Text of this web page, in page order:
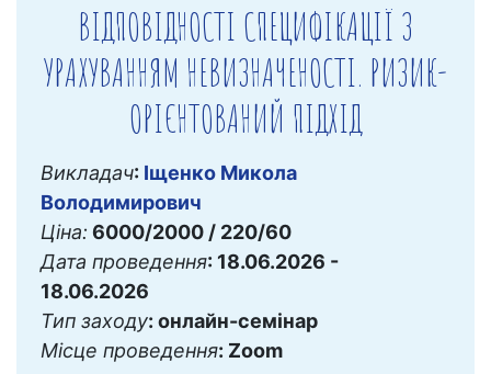
ВІДПОВІДНОСТІ СПЕЦИФІКАЦІЇ З
УРАХУВАННЯМ НЕВИЗНАЧЕНОСТІ. РИЗИК-
ОРІЄНТОВАНИЙ ПІДХІД
Викладач: Іщенко Микола
Володимирович
Ціна: 6000/2000 / 220/60
Дата проведення: 18.06.2026 -
18.06.2026
Тип заходу: онлайн-семінар
Місце проведення: Zoom